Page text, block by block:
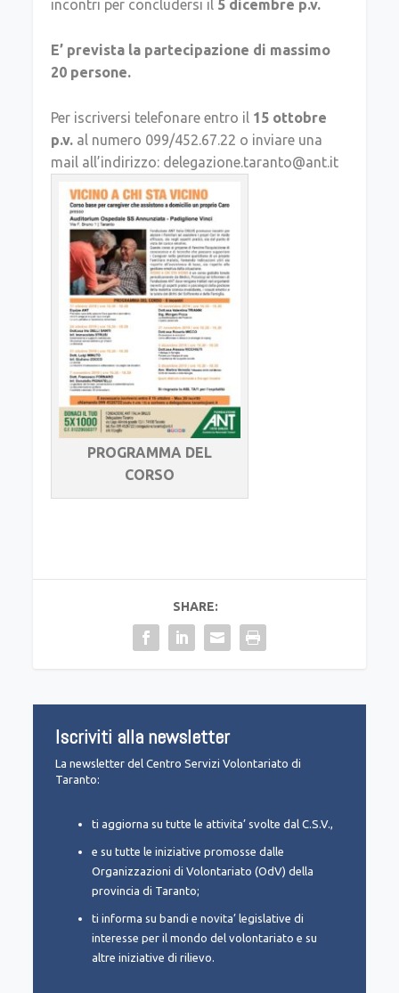
incontri per concludersi il 5 dicembre p.v.
E’ prevista la partecipazione di massimo
20 persone.
Per iscriversi telefonare entro il 15 ottobre
p.v. al numero 099/452.67.22 o inviare una
mail all’indirizzo: delegazione.taranto@ant.it
PROGRAMMA DEL
CORSO
SHARE:
Iscriviti alla newsletter
La newsletter del Centro Servizi Volontariato di
Taranto:
ti aggiorna su tutte le attivita’ svolte dal C.S.V.,
e su tutte le iniziative promosse dalle
Organizzazioni di Volontariato (OdV) della
provincia di Taranto;
ti informa su bandi e novita’ legislative di
interesse per il mondo del volontariato e su
altre iniziative di rilievo.